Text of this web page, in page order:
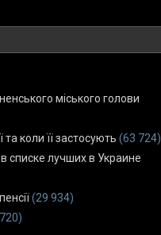
міського голови
коли її застосують (63 724)
списке лучших в Украине
(29 934)